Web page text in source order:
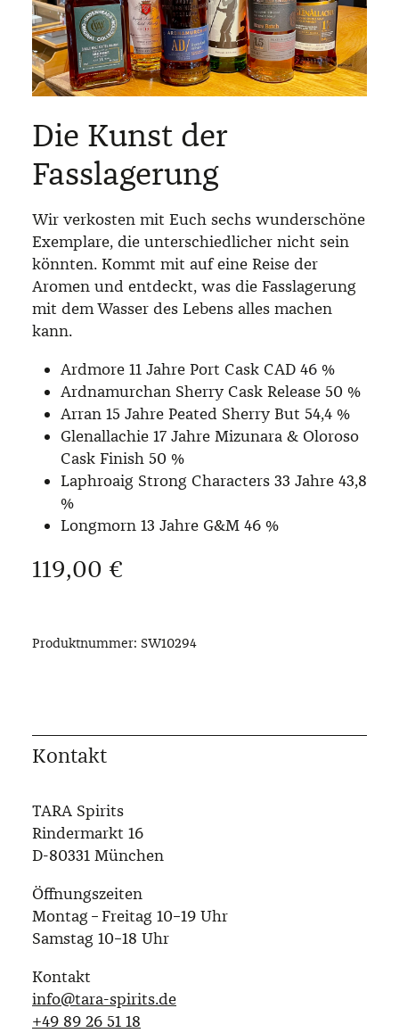
Die Kunst der
Fasslagerung
Wir verkosten mit Euch sechs wunderschöne
Exemplare, die unterschiedlicher nicht sein
könnten. Kommt mit auf eine Reise der
Aromen und entdeckt, was die Fasslagerung
mit dem Wasser des Lebens alles machen
kann.
Ardmore 11 Jahre Port Cask CAD 46 %
Ardnamurchan Sherry Cask Release 50 %
Arran 15 Jahre Peated Sherry But 54,4 %
Glenallachie 17 Jahre Mizunara & Oloroso
Cask Finish 50 %
Laphroaig Strong Characters 33 Jahre 43,8
%
Longmorn 13 Jahre G&M 46 %
Regulärer Preis:
119,00 €
Produktnummer: SW10294
Kontakt
TARA Spirits
Rindermarkt 16
D-80331 München
Öffnungszeiten
Montag – Freitag 10–19 Uhr
Samstag 10–18 Uhr
Kontakt
info@tara-spirits.de
‭+49 89 26 51 18‬